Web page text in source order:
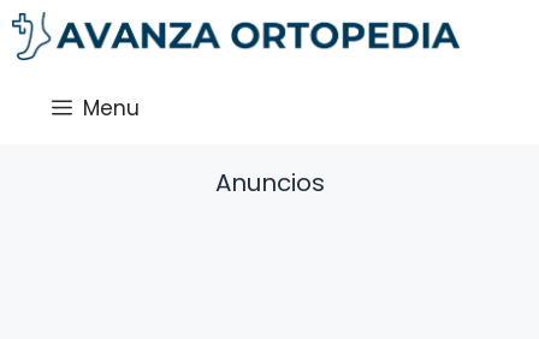
Saltar
al
Menu
Anuncios